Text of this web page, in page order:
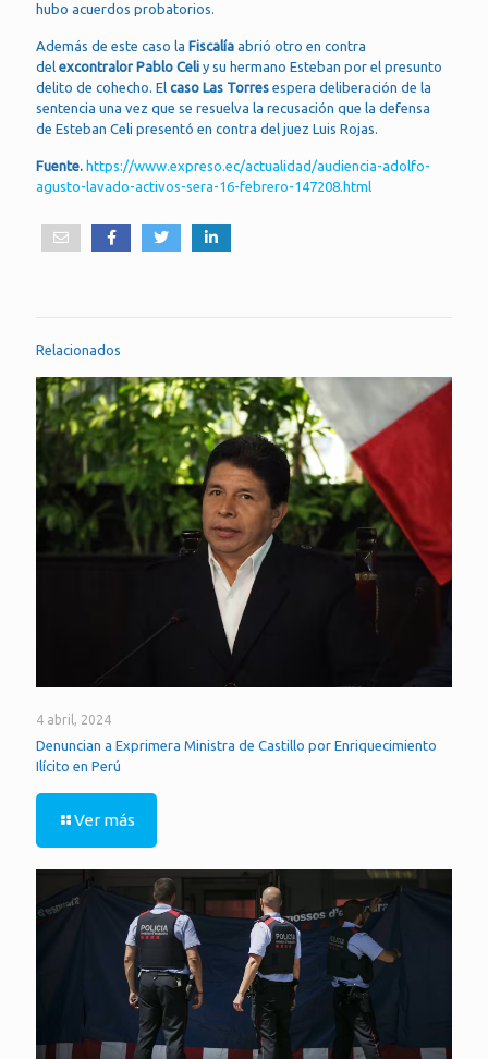
hubo acuerdos probatorios.
Además de este caso la Fiscalía abrió otro en contra
del excontralor Pablo Celi y su hermano Esteban por el presunto
delito de cohecho. El caso Las Torres espera deliberación de la
sentencia una vez que se resuelva la recusación que la defensa
de Esteban Celi presentó en contra del juez Luis Rojas.
Fuente. https://www.expreso.ec/actualidad/audiencia-adolfo-
agusto-lavado-activos-sera-16-febrero-147208.html
Relacionados
4 abril, 2024
Denuncian a Exprimera Ministra de Castillo por Enriquecimiento
Ilícito en Perú
Ver más